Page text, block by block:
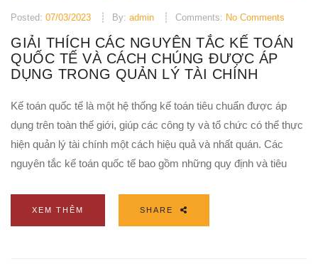
Posted: 07/03/2023 By: admin Comments: No Comments
GIẢI THÍCH CÁC NGUYÊN TẮC KẾ TOÁN
QUỐC TẾ VÀ CÁCH CHÚNG ĐƯỢC ÁP
DỤNG TRONG QUẢN LÝ TÀI CHÍNH
Kế toán quốc tế là một hệ thống kế toán tiêu chuẩn được áp
dụng trên toàn thế giới, giúp các công ty và tổ chức có thể thực
hiện quản lý tài chính một cách hiệu quả và nhất quán. Các
nguyên tắc kế toán quốc tế bao gồm những quy định và tiêu
XEM THÊM SHARE